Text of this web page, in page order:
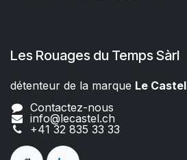
Les Rouages du Temps Sàrl
détenteur de la marque Le Castel​​
Contactez-nous
info@lecastel.ch
+41 32 835 33 33